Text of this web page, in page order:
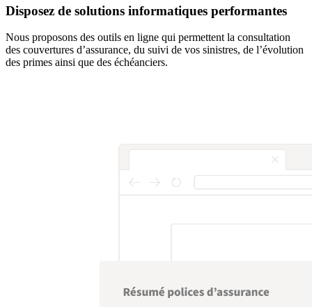
Disposez de solutions informatiques performantes
Nous proposons des outils en ligne qui permettent la consultation
des couvertures d’assurance, du suivi de vos sinistres, de l’évolution
des primes ainsi que des échéanciers.